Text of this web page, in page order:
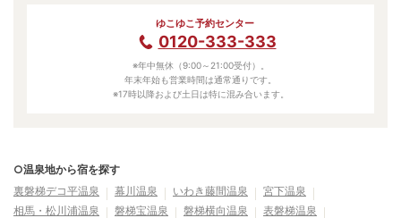
ゆこゆこ予約センター
0120-333-333
※年中無休（9:00～21:00受付）。
年末年始も営業時間は通常通りです。
※17時以降および土日は特に混み合います。
○温泉地から宿を探す
裏磐梯デコ平温泉
幕川温泉 いわき藤間温泉
宮下温泉
相馬・松川浦温泉
磐梯宝温泉 磐梯横向温泉
表磐梯温泉